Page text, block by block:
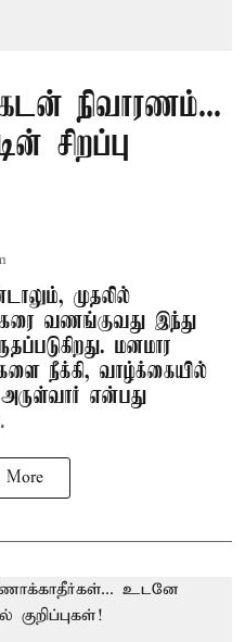
நிவாரணம்...
சிறப்பு
முதலில்
வணங்குவது இந்து
மனமார
நீக்கி, வாழ்க்கையில்
என்பது
More